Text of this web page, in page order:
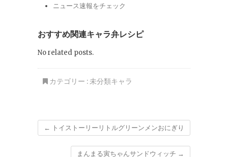
ニュース速報をチェック
おすすめ関連キャラ弁レシピ
No related posts.
カテゴリー :未分類キャラ
← トイストーリーリトルグリーンメンおにぎり
まんまる寅ちゃんサンドウィッチ →